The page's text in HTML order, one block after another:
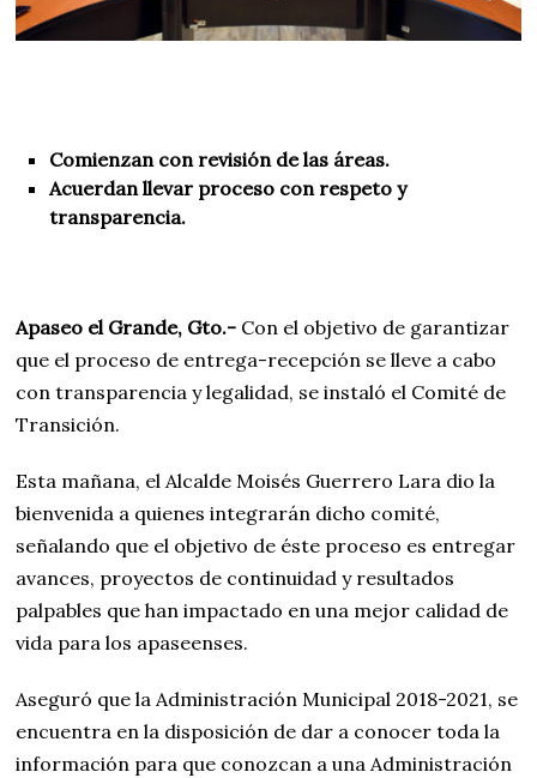
Comienzan con revisión de las áreas.
Acuerdan llevar proceso con respeto y
transparencia.
Apaseo el Grande, Gto.- Con el objetivo de garantizar
que el proceso de entrega-recepción se lleve a cabo
con transparencia y legalidad, se instaló el Comité de
Transición.
Esta mañana, el Alcalde Moisés Guerrero Lara dio la
bienvenida a quienes integrarán dicho comité,
señalando que el objetivo de éste proceso es entregar
avances, proyectos de continuidad y resultados
palpables que han impactado en una mejor calidad de
vida para los apaseenses.
Aseguró que la Administración Municipal 2018-2021, se
encuentra en la disposición de dar a conocer toda la
información para que conozcan a una Administración